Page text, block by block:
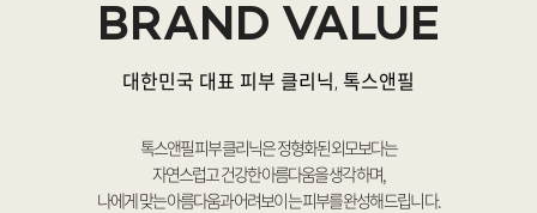
BRAND VALUE
대한민국 대표 피부 클리닉, 톡스앤필
톡스앤필 피부 클리닉은 정형화된 외모보다는
자연스럽고 건강한 아름다움을 생각하며,
나에게 맞는 아름다움과 어려보이는 피부를 완성해 드립니다.